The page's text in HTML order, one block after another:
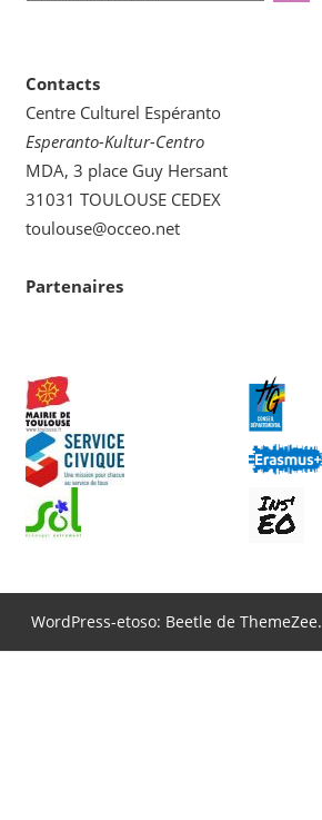
Contacts
Centre Culturel Espéranto
Esperanto-Kultur-Centro
MDA, 3 place Guy Hersant
31031 TOULOUSE CEDEX
toulouse@occeo.net
Partenaires
WordPress-etoso: Beetle de ThemeZee.